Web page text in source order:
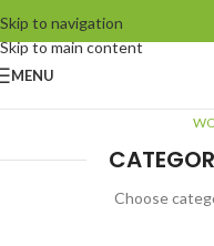
Skip to navigation
Skip to main content
MENU
Choose